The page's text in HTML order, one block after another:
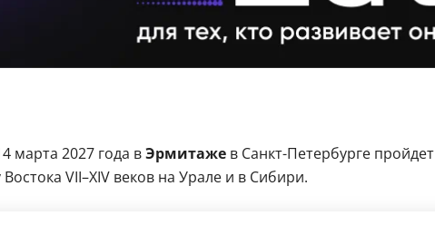
марта 2027 года вЭрмитаже в Санкт-Петербурге пройдет
VII–XIV веков на Урале и в Сибири.